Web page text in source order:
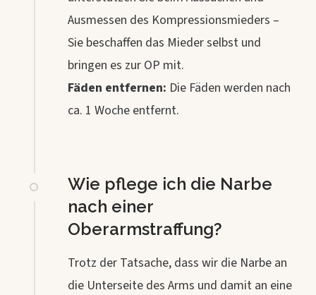
Ausmessen des Kompressionsmieders –
Sie beschaffen das Mieder selbst und
bringen es zur OP mit.
Fäden entfernen: Die Fäden werden nach
ca. 1 Woche entfernt.
Wie pflege ich die Narbe
nach einer
Oberarmstraffung?
Trotz der Tatsache, dass wir die Narbe an
die Unterseite des Arms und damit an eine